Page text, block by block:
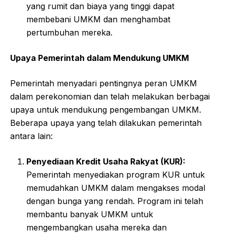
yang rumit dan biaya yang tinggi dapat
membebani UMKM dan menghambat
pertumbuhan mereka.
Upaya Pemerintah dalam Mendukung UMKM
Pemerintah menyadari pentingnya peran UMKM
dalam perekonomian dan telah melakukan berbagai
upaya untuk mendukung pengembangan UMKM.
Beberapa upaya yang telah dilakukan pemerintah
antara lain:
Penyediaan Kredit Usaha Rakyat (KUR):
Pemerintah menyediakan program KUR untuk
memudahkan UMKM dalam mengakses modal
dengan bunga yang rendah. Program ini telah
membantu banyak UMKM untuk
mengembangkan usaha mereka dan